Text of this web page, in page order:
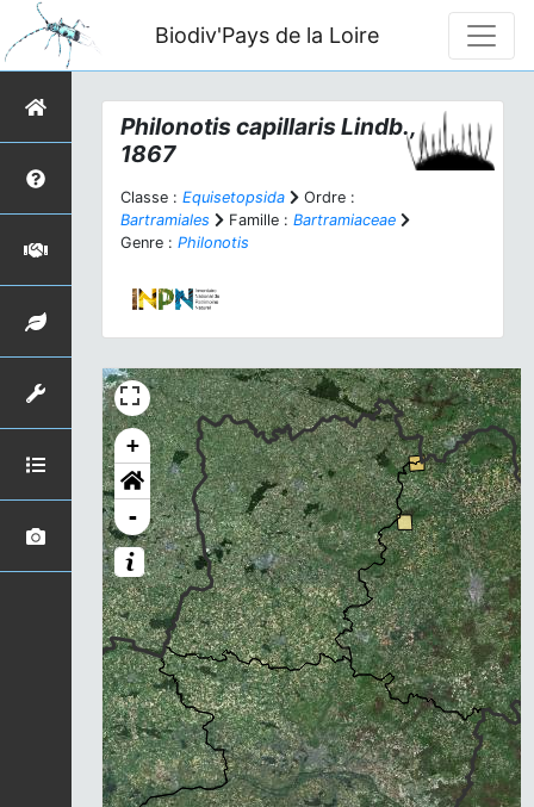
Biodiv'Pays de la Loire
Philonotis capillaris Lindb.,
1867
Classe : Equisetopsida
Ordre :
Bartramiales
Famille : Bartramiaceae
Genre : Philonotis
+
-